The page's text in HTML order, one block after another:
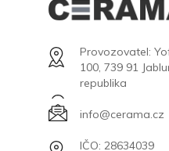
Provozovatel:
100, 739 91
republika
info@cerama.cz
IČO: 28634039